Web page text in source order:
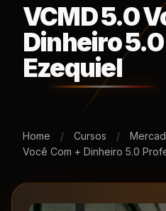
VCMD 5.0
Dinheiro
Ezequiel
Home / Cursos /
Você Com + Dinheiro 5.0